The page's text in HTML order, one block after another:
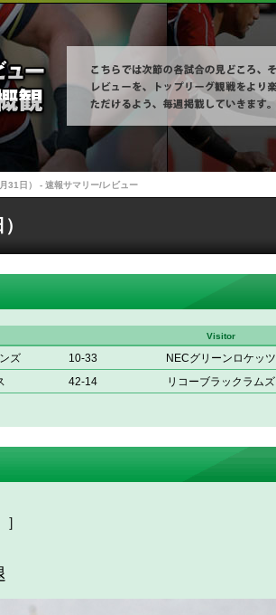
31日） - 速報サマリー/レビュー
Visitor
ズ 10-33 NECグリーンロケッツ
42-14 リコーブラックラムズ